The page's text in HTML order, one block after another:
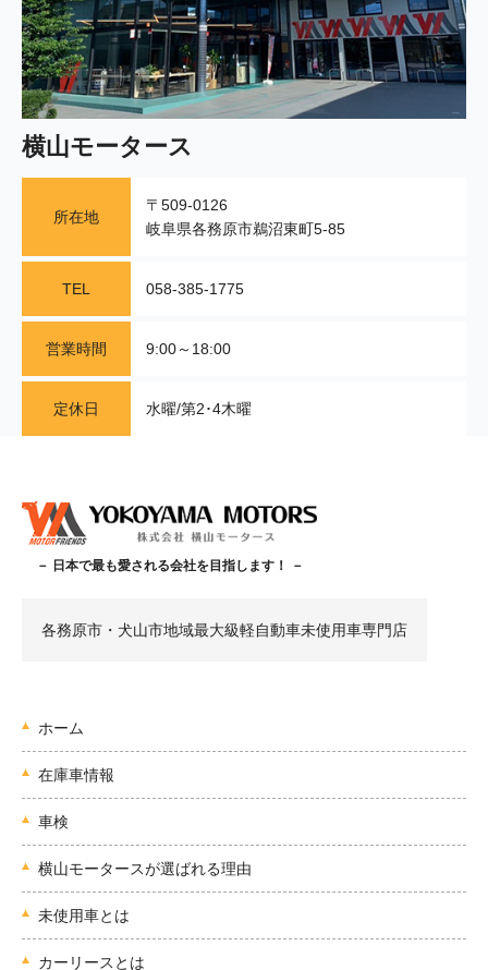
横山モータース
所在地
〒509-0126
岐阜県各務原市鵜沼東町5-85
TEL 058-385-1775
営業時間 9:00～18:00
定休日 水曜/第2･4木曜
－ 日本で最も愛される会社を目指します！ －
各務原市・犬山市地域最大級軽自動車未使用車専門店
ホーム
在庫車情報
車検
横山モータースが選ばれる理由
未使用車とは
カーリースとは